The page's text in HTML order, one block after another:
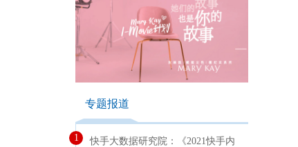
专题报道
1
快手大数据研究院：《2021快手内